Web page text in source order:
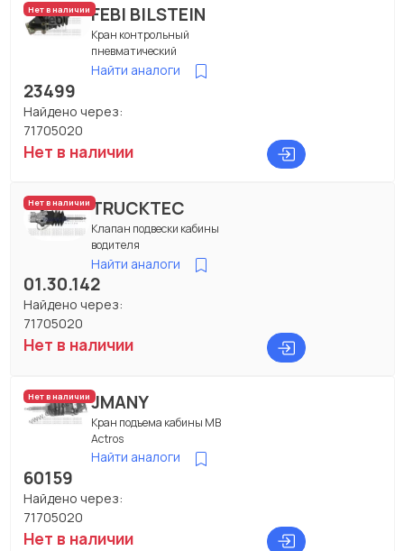
Нет в наличииFEBI BILSTEIN
Кран контрольный
пневматический
Найти аналоги
23499
Найдено через:
71705020
Нет в наличии
Нет в наличииTRUCKTEC
Клапан подвески кабины
водителя
Найти аналоги
01.30.142
Найдено через:
71705020
Нет в наличии
Нет в наличииJMANY
Кран подъема кабины MB
Actros
Найти аналоги
60159
Найдено через:
71705020
Нет в наличии